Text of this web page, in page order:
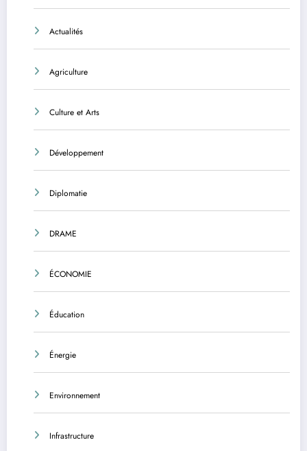
Actualités
Agriculture
Culture et Arts
Développement
Diplomatie
DRAME
ÉCONOMIE
Éducation
Énergie
Environnement
Infrastructure